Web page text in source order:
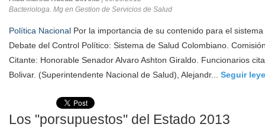
Bacteriologa. Mg en Gestion de Servicios de Salud
Política Nacional Por la importancia de su contenido para el
Debate del Control Político: Sistema de Salud Colombiano.
Citante: Honorable Senador Alvaro Ashton Giraldo. Funcionarios
Bolivar. (Superintendente Nacional de Salud), Alejandr... Seguir
Los "porsupuestos" del Estado 2013